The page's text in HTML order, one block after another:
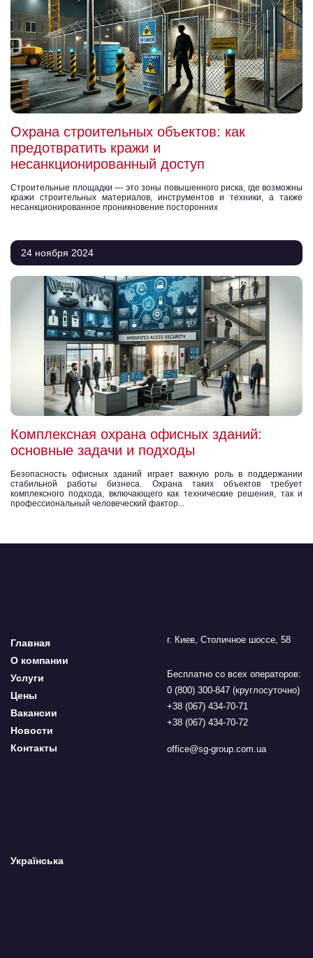
Охрана строительных объектов: как
предотвратить кражи и
несанкционированный доступ
Строительные площадки — это зоны повышенного риска, где возможны
кражи строительных материалов, инструментов и техники, а также
несанкционированное проникновение посторонних
24 ноября 2024
Комплексная охрана офисных зданий:
основные задачи и подходы
Безопасность офисных зданий играет важную роль в поддержании
стабильной работы бизнеса. Охрана таких объектов требует
комплексного подхода, включающего как технические решения, так и
профессиональный человеческий фактор...
Главная
О компании
Услуги
Цены
Вакансии
Новости
Контакты
Українська
г. Киев, Столичное шоссе, 58
Бесплатно со всех операторов:
0 (800) 300-847 (круглосуточно)
+38 (067) 434-70-71
+38 (067) 434-70-72
office@sg-group.com.ua